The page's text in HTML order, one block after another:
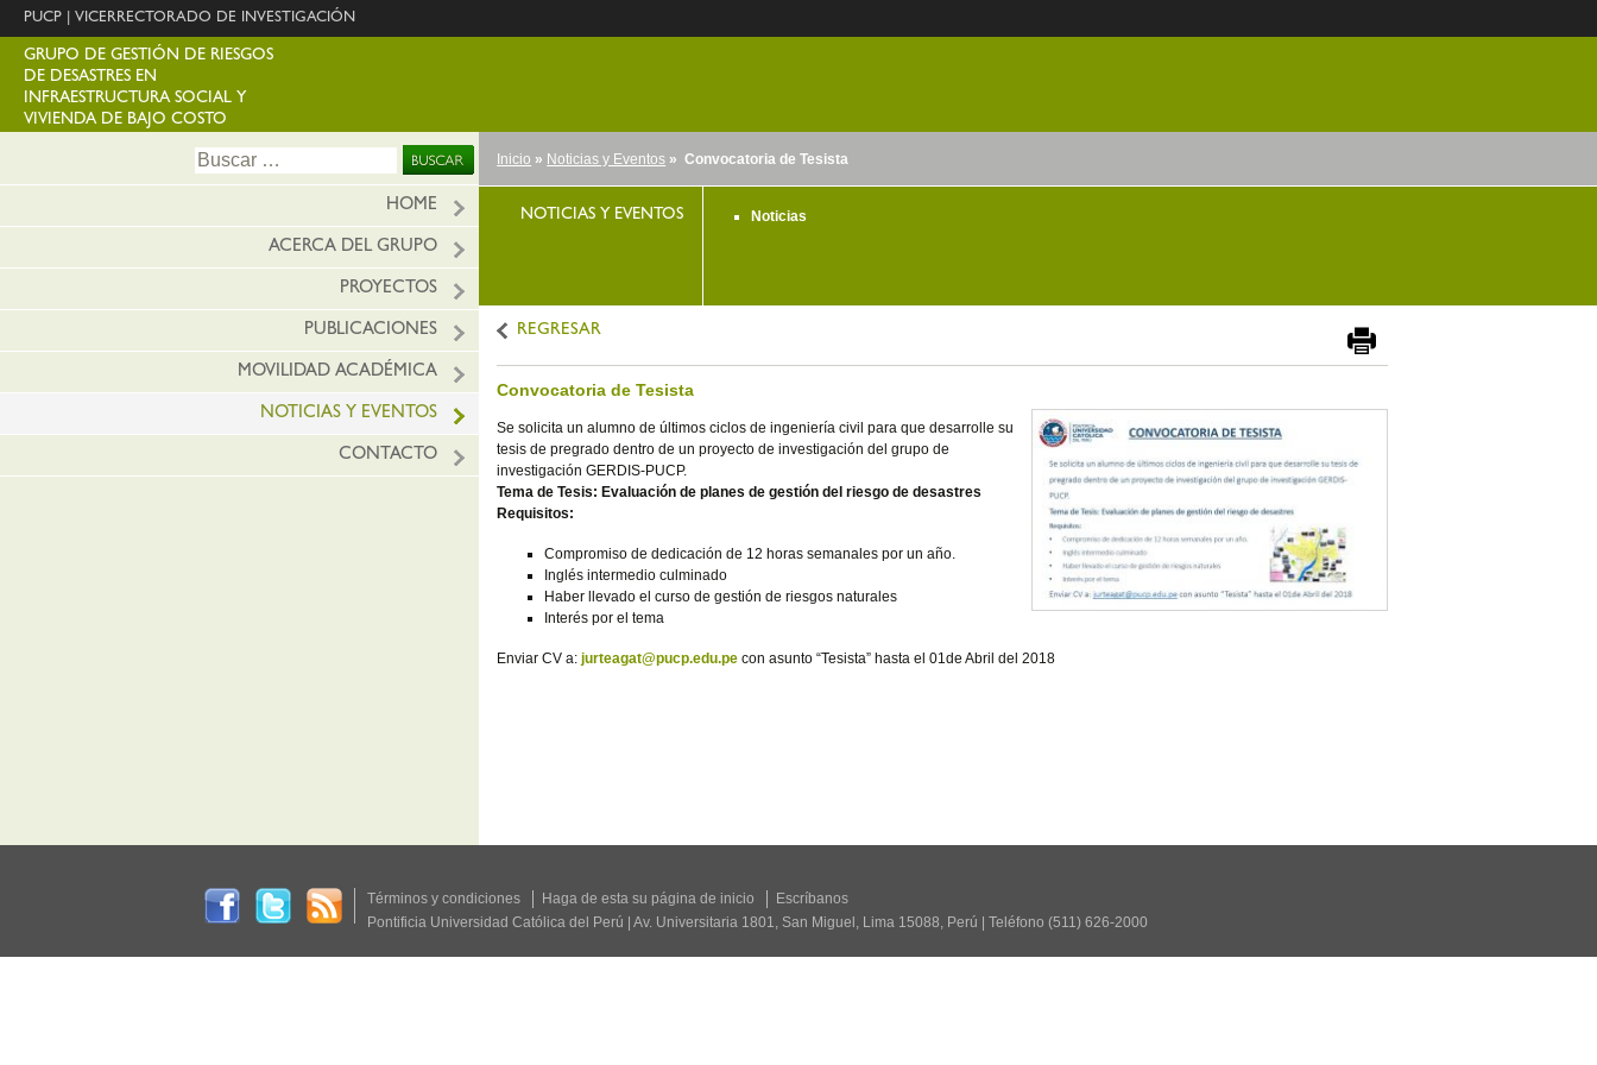
PUCP VICERRECTORADO DE INVESTIGACIÓN
GRUPO DE GESTIÓN DE RIESGOS
DE DESASTRES EN
INFRAESTRUCTURA SOCIAL Y
VIVIENDA DE BAJO COSTO
Buscar:
HOME
ACERCA DEL GRUPO
PROYECTOS
PUBLICACIONES
MOVILIDAD ACADÉMICA
NOTICIAS Y EVENTOS
CONTACTO
Inicio » Noticias y Eventos » Convocatoria de Tesista
NOTICIAS Y EVENTOS Noticias
REGRESAR
Convocatoria de Tesista
Se solicita un alumno de últimos ciclos de ingeniería civil para que desarrolle su
tesis de pregrado dentro de un proyecto de investigación del grupo de
investigación GERDIS-PUCP.
Tema de Tesis: Evaluaciónde planes de gestióndelriesgo dedesastres
Requisitos:
Compromiso de dedicación de 12 horas semanales por un año.
Inglés intermedio culminado
Haber llevado el curso de gestión de riesgos naturales
Interés por el tema
Enviar CV a:jurteagat@pucp.edu.pe con asunto “Tesista” hasta el 01de Abril del 2018
Términos y condiciones Haga de esta su página de inicio
Escríbanos
Pontificia Universidad Católica del Perú | Av. Universitaria 1801, San Miguel, Lima 15088, Perú | Teléfono (511) 626-2000